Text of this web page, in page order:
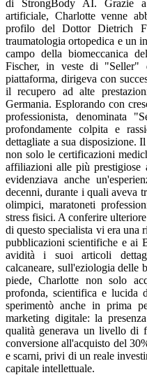
di StrongBody AI. Grazie a
artificiale, Charlotte venne
profilo del Dottor Dietrich
traumatologia ortopedica e un
campo della biomeccanica
Fischer, in veste di "Seller"
piattaforma, dirigeva con
il recupero ad alte
Germania. Esplorando con
professionista, denominata
profondamente colpita e
dettagliate a sua disposizione.
non solo le certificazioni
affiliazioni alle più prestigiose
evidenziava anche
decenni, durante i quali aveva
olimpici, maratoneti
stress fisici. A conferire
di questo specialista vi era una
pubblicazioni scientifiche e ai
avidità i suoi articoli
calcaneare, sull'eziologia delle
piede, Charlotte non solo
profonda, scientifica e lucida
sperimentò anche in prima
marketing digitale: la
qualità generava un livello di
conversione all'acquisto del
e scarni, privi di un reale
capitale intellettuale.